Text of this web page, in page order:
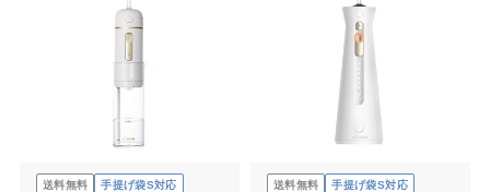
送料無料
手提げ袋S対応
送料無料
手提げ袋S対応